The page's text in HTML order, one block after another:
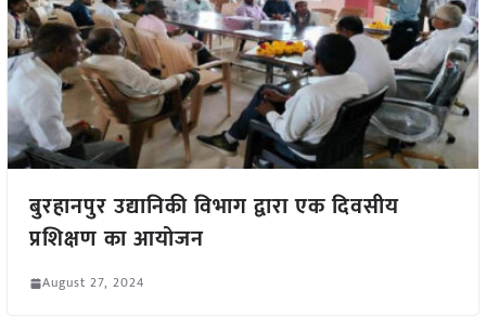
बुरहानपुर उद्यानिकी विभाग द्वारा एक दिवसीय
प्रशिक्षण का आयोजन
August 27, 2024